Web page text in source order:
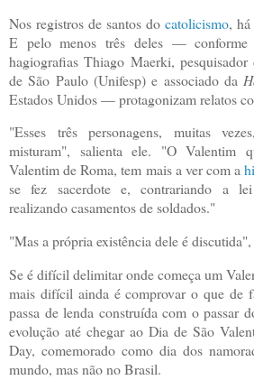
Nos registros de santos do catolicismo,
E pelo menos três deles — conforme
hagiografias Thiago Maerki, pesquisador
de São Paulo (Unifesp) e associado da
Estados Unidos — protagonizam relatos
"Esses três personagens, muitas
misturam", salienta ele. "O Valentim
Valentim de Roma, tem mais a ver com a
se fez sacerdote e, contrariando a
realizando casamentos de soldados."
"Mas a própria existência dele é discutida",
Se é difícil delimitar onde começa um
mais difícil ainda é comprovar o que de
passa de lenda construída com o passar
evolução até chegar ao Dia de São
Day, comemorado como dia dos
mundo, mas não no Brasil.